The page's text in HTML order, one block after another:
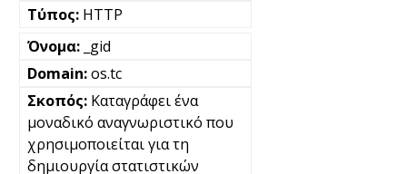
HTTP
_gid
os.tc
Καταγράφει ένα
μοναδικό αναγνωριστικό που
χρησιμοποιείται για τη
δημιουργία στατιστικών